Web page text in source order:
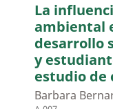
La
ambiental
desarrollo
y
estudio de
Barbara